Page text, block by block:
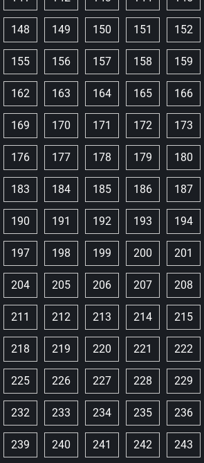
148 149 150 151 152
155 156 157 158 159
162 163 164 165 166
169 170 171 172 173
176 177 178 179 180
183 184 185 186 187
190 191 192 193 194
197 198 199 200 201
204 205 206 207 208
211 212 213 214 215
218 219 220 221 222
225 226 227 228 229
232 233 234 235 236
239 240 241 242 243